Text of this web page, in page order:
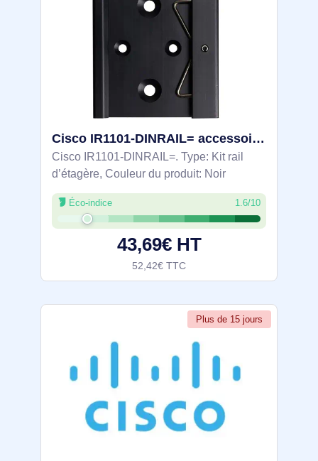
Cisco IR1101-DINRAIL= accessoire de racks Kit rail d’étagère
Cisco IR1101-DINRAIL=. Type: Kit rail
d’étagère, Couleur du produit: Noir
Éco-indice 1.6/10
43,69€ HT
52,42€ TTC
Plus de 15 jours